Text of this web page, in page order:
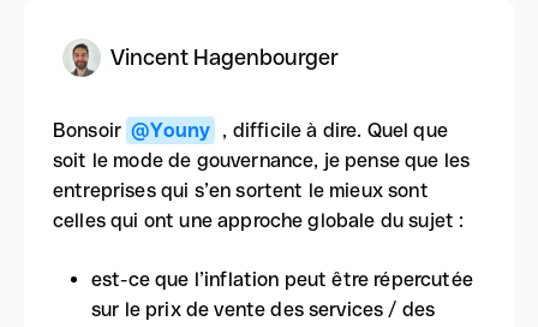
Vincent Hagenbourger
Bonsoir @Youny , difficile à dire. Quel que
soit le mode de gouvernance, je pense que les
entreprises qui s’en sortent le mieux sont
celles qui ont une approche globale du sujet :
est-ce que l’inflation peut être répercutée
sur le prix de vente des services / des